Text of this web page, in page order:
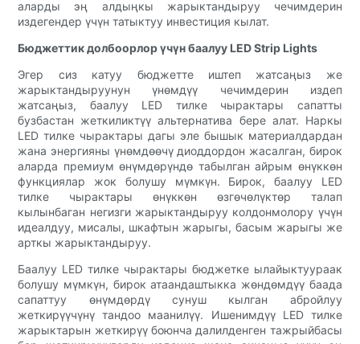
аларды эң алдыңкы жарыктандыруу чечимдерин
издегендер үчүн татыктуу инвестиция кылат.
Бюджеттик долбоорлор үчүн баалуу LED Strip Lights
Эгер сиз катуу бюджетте иштеп жатсаңыз же
жарыктандыруунун үнөмдүү чечимдерин издеп
жатсаңыз, баалуу LED тилке чырактары сапатты
бузбастан жеткиликтүү альтернатива бере алат. Наркы
LED тилке чырактары дагы эле бышык материалдардан
жана энергияны үнөмдөөчү диоддордон жасалган, бирок
аларда премиум өнүмдөрүндө табылган айрым өнүккөн
функциялар жок болушу мүмкүн. Бирок, баалуу LED
тилке чырактары өнүккөн өзгөчөлүктөр талап
кылынбаган негизги жарыктандыруу колдонмолору үчүн
идеалдуу, мисалы, шкафтын жарыгы, басым жарыгы же
арткы жарыктандыруу.
Баалуу LED тилке чырактары бюджетке ылайыктуураак
болушу мүмкүн, бирок атаандаштыкка жөндөмдүү баада
сапаттуу өнүмдөрдү сунуш кылган абройлуу
жеткирүүчүнү тандоо маанилүү. Ишенимдүү LED тилке
жарыктарын жеткирүү боюнча далилденген тажрыйбасы